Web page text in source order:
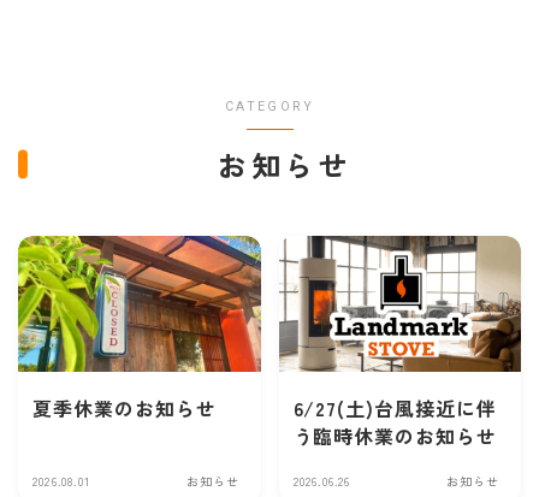
CATEGORY
お知らせ
夏季休業のお知らせ
2026.08.01 お知らせ
6/27(土)台風接近に伴
う臨時休業のお知らせ
2026.06.26 お知らせ